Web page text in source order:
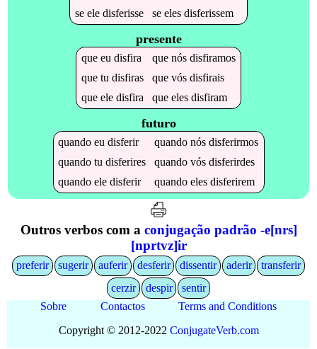
se ele disferisse se eles disferissem
presente
que eu disfira que nós disfiramos
que tu disfiras que vós disfirais
que ele disfira que eles disfiram
futuro
quandoeudisferir quandonósdisferirmos
quandotudisferires quandovósdisferirdes
quandoeledisferir quandoelesdisferirem
Outros verbos com a conjugação padrão -e[nrs]
[nprtvz]ir
preferir sugerir auferir desferir dissentir aderir
transferir
cerzir
despir
sentir
Sobre
Contactos
Terms and Conditions
Copyright © 2012-2022 ConjugateVerb.com